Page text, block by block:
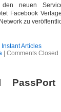
neuen
Facebook
zu
Instant Articles
| Comments Closed